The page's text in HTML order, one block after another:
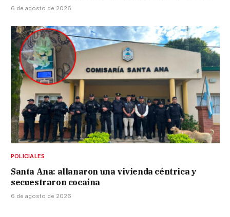
6 de agosto de 2026
POLICIALES
Santa Ana: allanaron una vivienda céntrica y
secuestraron cocaína
6 de agosto de 2026